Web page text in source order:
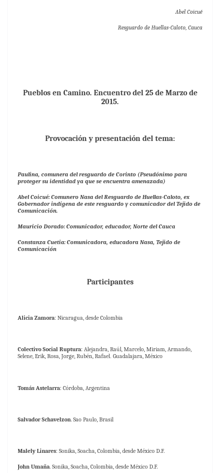
Abel Coicué
Resguardo de Huellas-Caloto, Cauca
Pueblos en Camino. Encuentro del 25 de Marzo de
2015.
Provocación y presentación del tema:
Paulina, comunera del resguardo de Corinto (Pseudónimo para
proteger su identidad ya que se encuentra amenazada)
Abel Coicué: Comunero Nasa del Resguardo de Huellas-Caloto, ex
Gobernador indígena de este resguardo y comunicador del Tejido de
Comunicación.
Mauricio Dorado: Comunicador, educador, Norte del Cauca
Constanza Cuetia: Comunicadora, educadora Nasa, Tejido de
Comunicación
Participantes
Alicia Zamora: Nicaragua, desde Colombia
Colectivo Social Ruptura: Alejandra, Raúl, Marcelo, Miriam, Armando,
Selene, Erik, Rosa, Jorge, Rubén, Rafael. Guadalajara, México
Tomás Astelarra: Córdoba, Argentina
Salvador Schavelzon. Sao Paulo, Brasil
Malely Linares: Sonika, Soacha, Colombia, desde México D.F.
John Umaña. Sonika, Soacha, Colombia, desde México D.F.